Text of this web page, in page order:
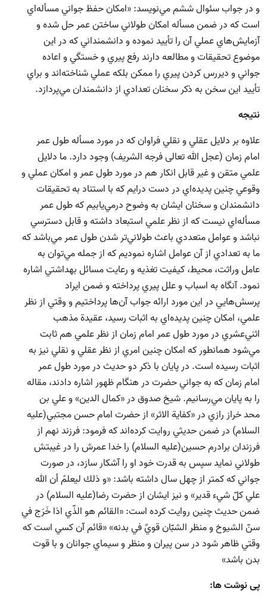
و در جواب سئوال ششم مي‌نويسد: «امكان حفظ جواني مسأله‌اي
است كه در ضمن مسأله امكان طولاني ساختن عمر حل شده و
آزمايش‌هاي عملي آن را تأييد نموده و دانشمنداني كه در اين
موضوع تحقيقات و مطالعه دارند رفع پيري و خستگي و اعاده
جواني و ديررس كردن پيري را ممكن بلكه عملي شناخته‌اند و براي
تأييد اين سخن به ذكر سخنان تعدادي از دانشمندان مي‌پردازد.
نتيجه
علاوه بر دلايل عقلي و نقلي فراوان كه در مورد مسأله طول عمر
امام زمان (عجل الله تعالی فرجه الشریف) وجود دارد. ما دلايل
علمي متقن و غير قابل انكار هم در مورد طول عمر و امكان عملي و
وقوعي چنين پديده‌اي در دست درايم كه با استناد به تحقيقات
دانشمندان و سخنان ايشان به وضوح درمي‌يابيم كه طول عمر
مسأله‌اي نيست كه از نظر علمي استبعاد داشته و قابل دسترسي
نباشد و عوامل متعددي باعث طولاني‌تر شدن طول عمر مي‌باشد كه
ما به تعدادي از آن عوامل اشاره نموديم كه از جمله مي‌‌توان به
عامل وراثت، محيط، كيفيت تغذيه و رعايت مسائل بهداشتي اشاره
نمود. آنگاه به اسباب و علل پيري پرداخته‌ و ضمن ايراد
پرسش‌هايي در اين مورد ارائه جواب آن‌ها پرداختيم و وقتي از نظر
علمي، امكان چنين پديده‌اي به اثبات رسيد، عقيدة مذهب
اثني‌عشري در مورد طول عمر امام زمان از نظر علمي هم ثابت
مي‌شود همانطور كه امكان چنين امري از نظر عقلي و نقلي نيز به
اثبات رسيده است. در پايان با ذكر دو حديث در مورد طول عمر
امام زمان كه به جواني حضرت در هنگام ظهور اشاره دادند، مقاله
را به پايان مي‌رسانيم. شيخ صدوق در «كمال الدين» و علي بن
محد خراز رازي در «كفاية الاثر» از حضرت امام حسن مجتبي(علیه
السلام) در ضمن حديثي روايت كرده‌اند كه فرمود: فرزند نهم از
فرزندان برادرم حسين(علیه السلام) را خدا عمرش را در غيبتش
طولاني نمايد سپس به قدرت خود او را آشكار سازد، در صورت
جواني كه كمتر از چهل سال داشته باشد: «و ذلك ليعلمً أن الله
علي كلّ شيء قدير»و نيز ايشان از حضرت رضا(علیه السلام) در
ضمن حديث چنين روايت كرده است: «القائم هو الذّي اذا خَرَج في
سنّ الشيوخ و منظر الشبّان قويٌ في بدنه»«قائم آن كسي است كه
وقتي ظاهر شود در سن پيران و منظر و سيماي جوانان و با قوت
بدن باشد»
پی نوشت ها: